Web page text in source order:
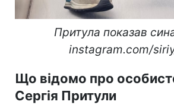
Притула показав
instagram.com/
Що відомо про
Сергія Притули